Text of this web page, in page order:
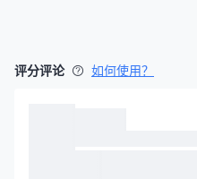
评分评论 如何使用？